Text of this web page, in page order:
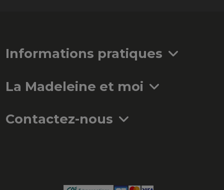
Informations pratiques
La Madeleine et moi
Contactez-nous